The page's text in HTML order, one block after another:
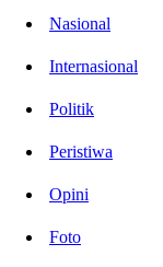
Nasional
Internasional
Politik
Peristiwa
Opini
Foto